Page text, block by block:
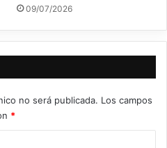
09/07/2026
no será publicada. Los campos
*